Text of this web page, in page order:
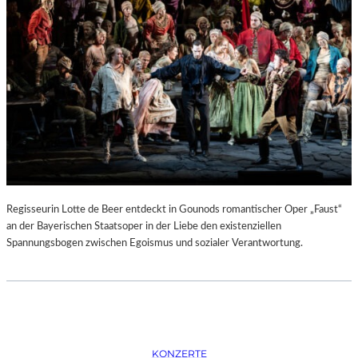
–
K
Ü
N
S
T
L
E
R
,
T
M
Regisseurin Lotte de Beer entdeckt in Gounods romantischer Oper „Faust“
an der Bayerischen Staatsoper in der Liebe den existenziellen
Spannungsbogen zwischen Egoismus und sozialer Verantwortung.
KONZERTE